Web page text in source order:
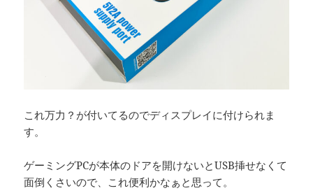
これ万力？が付いてるのでディスプレイに付けられま
す。
ゲーミングPCが本体のドアを開けないとUSB挿せなくて
面倒くさいので、これ便利かなぁと思って。